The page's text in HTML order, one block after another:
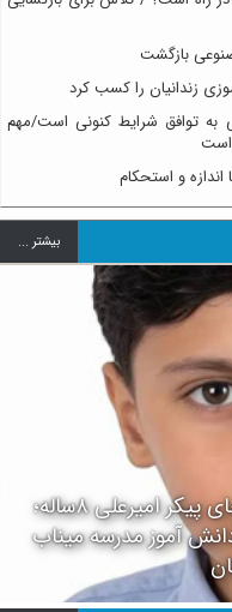
بازگشت
زندانیان را کسب کرد
به توافق شرایط کنونی است/مهم
است
و استحکام
بيشتر ...
فیلم/ دفن یک لنگه کفش به جای پیکر امیرعلی ۸ساله؛
آموز مدرسه میناب